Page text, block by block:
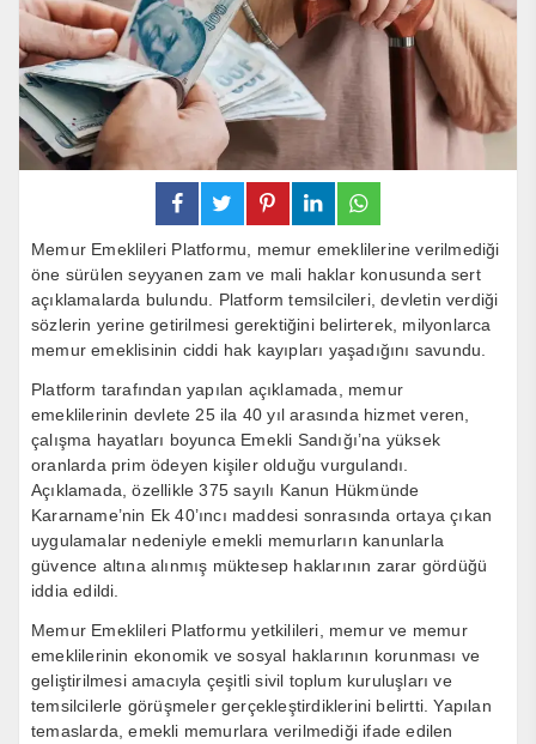
Memur Emeklileri Platformu, memur emeklilerine verilmediği
öne sürülen seyyanen zam ve mali haklar konusunda sert
açıklamalarda bulundu. Platform temsilcileri, devletin verdiği
sözlerin yerine getirilmesi gerektiğini belirterek, milyonlarca
memur emeklisinin ciddi hak kayıpları yaşadığını savundu.
Platform tarafından yapılan açıklamada, memur
emeklilerinin devlete 25 ila 40 yıl arasında hizmet veren,
çalışma hayatları boyunca Emekli Sandığı’na yüksek
oranlarda prim ödeyen kişiler olduğu vurgulandı.
Açıklamada, özellikle 375 sayılı Kanun Hükmünde
Kararname’nin Ek 40’ıncı maddesi sonrasında ortaya çıkan
uygulamalar nedeniyle emekli memurların kanunlarla
güvence altına alınmış müktesep haklarının zarar gördüğü
iddia edildi.
Memur Emeklileri Platformu yetkilileri, memur ve memur
emeklilerinin ekonomik ve sosyal haklarının korunması ve
geliştirilmesi amacıyla çeşitli sivil toplum kuruluşları ve
temsilcilerle görüşmeler gerçekleştirdiklerini belirtti. Yapılan
temaslarda, emekli memurlara verilmediği ifade edilen